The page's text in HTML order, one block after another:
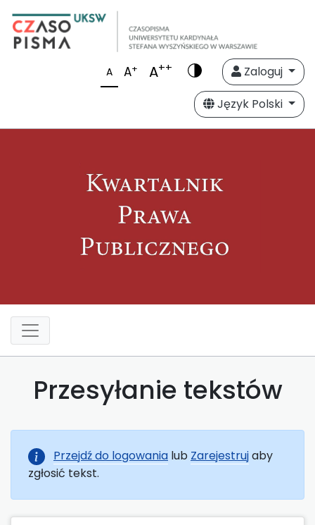
A A+ A++
Zaloguj
Język Polski
Przesyłanie tekstów
Przejdź do logowania lub Zarejestrujaby
zgłosić tekst.